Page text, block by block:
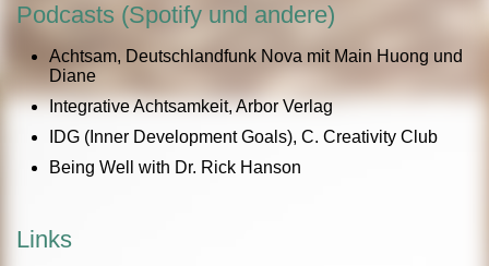
Podcasts (Spotify und andere)
Achtsam, Deutschlandfunk Nova mit Main Huong und
Diane
Integrative Achtsamkeit, Arbor Verlag
IDG (Inner Development Goals), C. Creativity Club
Being Well with Dr. Rick Hanson
Links